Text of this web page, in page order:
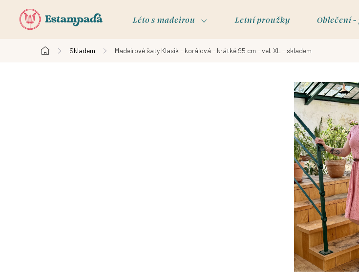
Léto s madeirou Letní proužky Oblečení
Domů
Skladem Madeirové šaty Klasik - korálová - krátké 95 cm - vel. XL - skladem